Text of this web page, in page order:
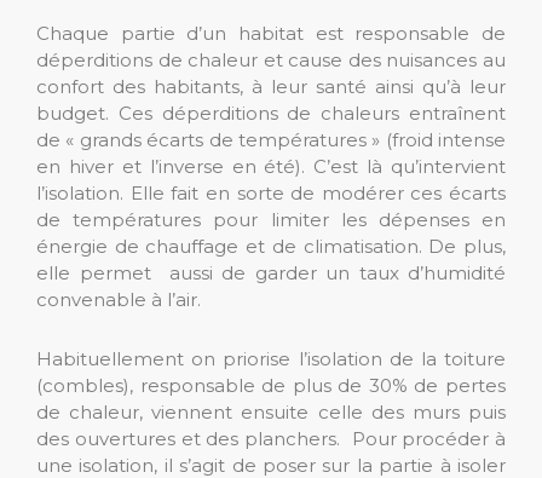
Chaque partie d’un habitat est responsable de
déperditions de chaleur et cause des nuisances au
confort des habitants, à leur santé ainsi qu’à leur
budget. Ces déperditions de chaleurs entraînent
de « grands écarts de températures » (froid intense
en hiver et l’inverse en été). C’est là qu’intervient
l’isolation. Elle fait en sorte de modérer ces écarts
de températures pour limiter les dépenses en
énergie de chauffage et de climatisation. De plus,
elle permet aussi de garder un taux d’humidité
convenable à l’air.
Habituellement on priorise l’isolation de la toiture
(combles), responsable de plus de 30% de pertes
de chaleur, viennent ensuite celle des murs puis
des ouvertures et des planchers. Pour procéder à
une isolation, il s’agit de poser sur la partie à isoler